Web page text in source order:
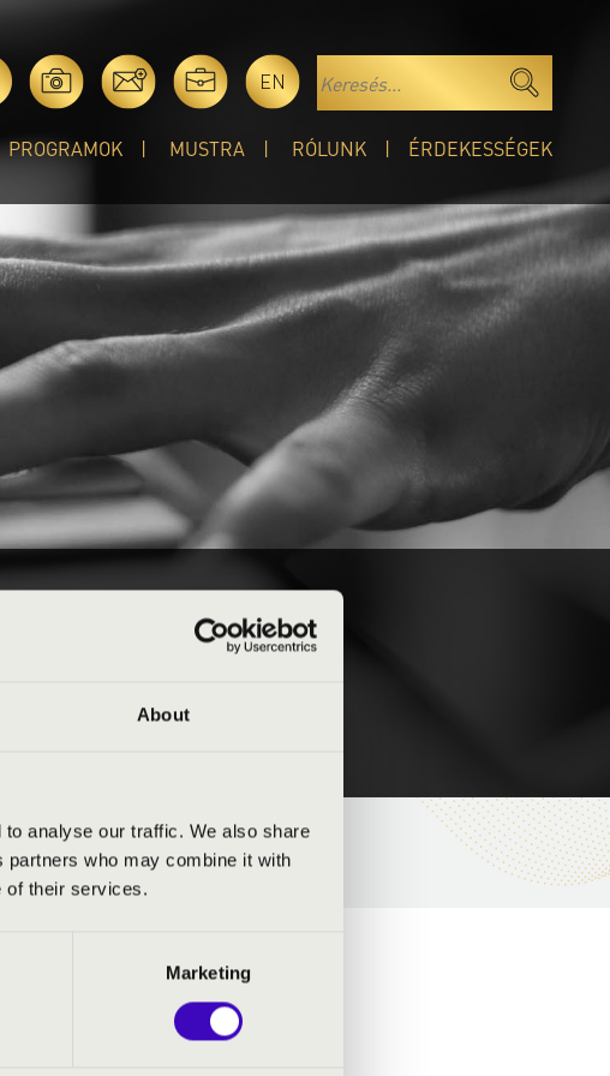
About
analyse our traffic. We also share
who may combine it with
of their services.
Marketing
EN
PROGRAMOK MUSTRA RÓLUNK ÉRDEKESSÉGEK
& THE BAND